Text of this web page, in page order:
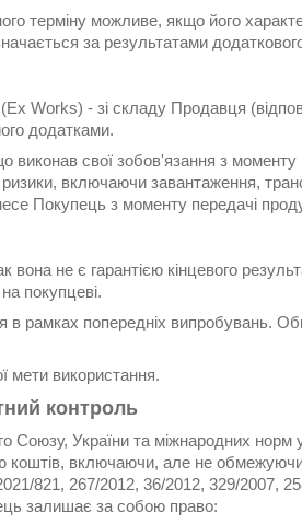
терміну можливе, якщо його
за результатами
Works) - зі складу Продавця
додатками.
свої зобов'язання з моменту
включаючи завантаження,
Покупець з моменту передачі
не є гарантією кінцевого
покупцеві.
в рамках попередніх випробувань.
мети використання.
контроль
України та міжнародних норм
коштів, включаючи, але не
821, 267/2012, 36/2012, 329/2007,
залишає за собою право: